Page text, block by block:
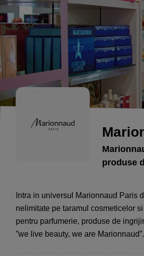
produse
Intra in universul Marionnaud Paris
nelimitate pe taramul cosmeticelor
pentru parfumerie, produse de
”we live beauty, we are Marionnaud”.